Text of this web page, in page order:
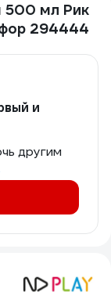
500 мл Рик
294444
и
другим